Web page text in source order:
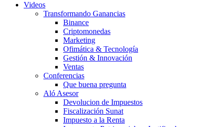
Videos
Transformando Ganancias
Binance
Criptomonedas
Marketing
Ofimática & Tecnología
Gestión & Innovación
Ventas
Conferencias
Que buena pregunta
Aló Asesor
Devolucion de Impuestos
Fiscalización Sunat
Impuesto a la Renta